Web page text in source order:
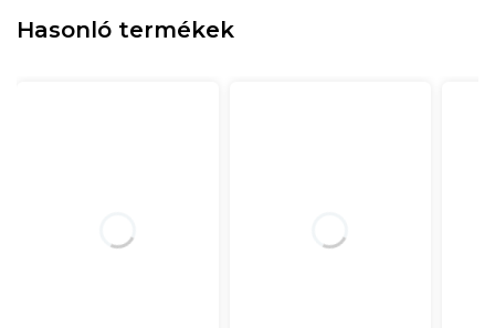
Hasonló termékek